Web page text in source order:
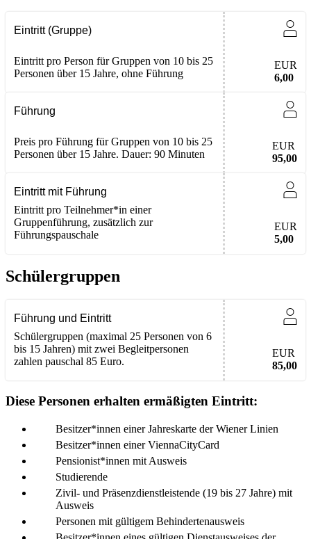
Eintritt (Gruppe)
Eintritt pro Person für Gruppen von 10 bis 25
Personen über 15 Jahre, ohne Führung
EUR
6,00
Führung
Preis pro Führung für Gruppen von 10 bis 25
Personen über 15 Jahre. Dauer: 90 Minuten
EUR
95,00
Eintritt mit Führung
Eintritt pro Teilnehmer*in einer
Gruppenführung, zusätzlich zur
Führungspauschale
EUR
5,00
Schülergruppen
Führung und Eintritt
Schülergruppen (maximal 25 Personen von 6
bis 15 Jahren) mit zwei Begleitpersonen
zahlen pauschal 85 Euro.
EUR
85,00
Diese Personen erhalten ermäßigten Eintritt:
Besitzer*innen einer Jahreskarte der Wiener Linien
Besitzer*innen einer ViennaCityCard
Pensionist*innen mit Ausweis
Studierende
Zivil- und Präsenzdienstleistende (19 bis 27 Jahre) mit
Ausweis
Personen mit gültigem Behindertenausweis